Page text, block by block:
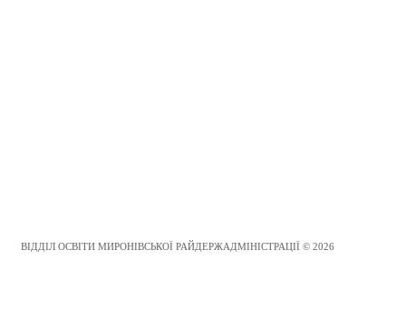
ВІДДІЛ ОСВІТИ МИРОНІВСЬКОЇ РАЙДЕРЖАДМІНІСТРАЦІЇ © 2026